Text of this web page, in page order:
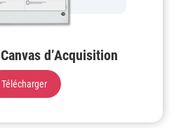
d’Acquisition
Télécharger